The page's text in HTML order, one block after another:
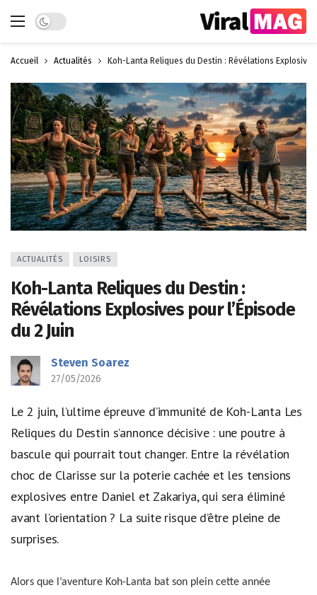
Dark mode
Accueil Actualités Koh-Lanta Reliques du Destin : Révélations
ACTUALITÉS LOISIRS
Koh-Lanta Reliques du Destin :
Révélations Explosives pour l’Épisode
du 2 Juin
Steven Soarez
27/05/2026
Le 2 juin, l’ultime épreuve d’immunité de Koh-Lanta Les
Reliques du Destin s’annonce décisive : une poutre à
bascule qui pourrait tout changer. Entre la révélation
choc de Clarisse sur la poterie cachée et les tensions
explosives entre Daniel et Zakariya, qui sera éliminé
avant l’orientation ? La suite risque d’être pleine de
surprises.
Alors que l’aventure Koh-Lanta bat son plein cette année